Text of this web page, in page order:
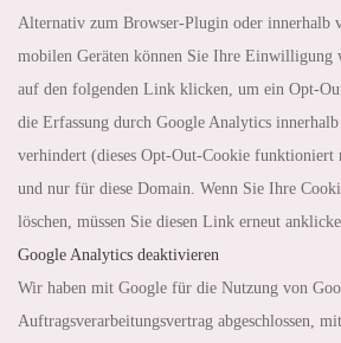
Alternativ zum Browser-Plugin oder innerhalb
mobilen Geräten können Sie Ihre Einwilligung
auf den folgenden Link klicken, um ein Opt-
die Erfassung durch Google Analytics
verhindert (dieses Opt-Out-Cookie funktioniert
und nur für diese Domain. Wenn Sie Ihre
löschen, müssen Sie diesen Link erneut
Google Analytics deaktivieren
Wir haben mit Google für die Nutzung von
Auftragsverarbeitungsvertrag abgeschlossen,